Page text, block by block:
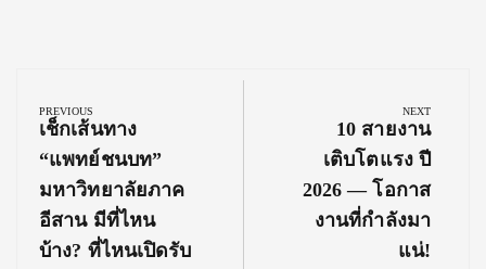
navigation
PREVIOUS
Previous
Post:
เช็กเส้นทาง
“แพทย์ชนบท”
มหาวิทยาลัยภาค
อีสาน มีที่ไหน
บ้าง? ที่ไหนเปิดรับ
NEXT
Next
Post:
10 สายงาน
เติบโตแรง ปี
2026 — โอกาส
งานที่กำลังมา
แน่!